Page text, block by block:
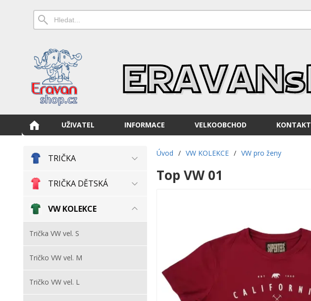
UŽIVATEL INFORMACE VELKOOBCHOD KONTAKT
TRIČKA
TRIČKA DĚTSKÁ
VW KOLEKCE
Trička VW vel. S
Tričko VW vel. M
Tričko VW vel. L
Úvod / VW KOLEKCE / VW pro ženy
Top VW 01